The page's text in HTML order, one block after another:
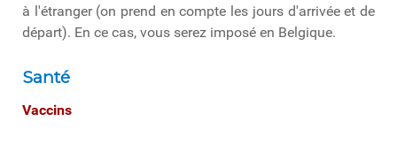
à l'étranger (on prend en compte les jours d'arrivée et de
départ). En ce cas, vous serez imposé en Belgique.
Santé
Vaccins